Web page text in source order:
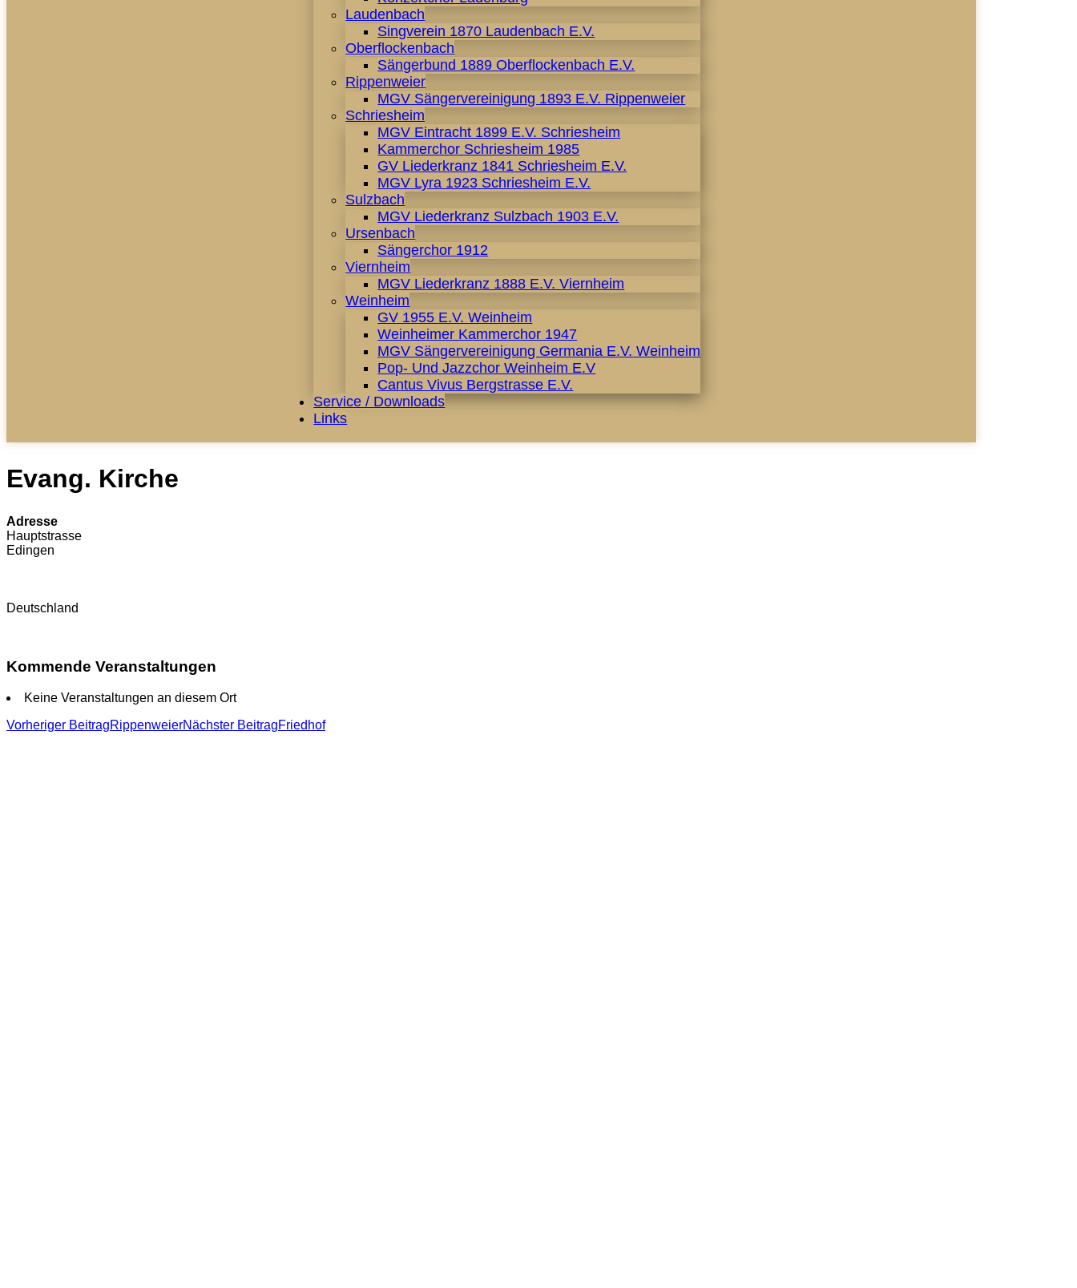
Laudenbach
Singverein 1870 Laudenbach E.V.
Oberflockenbach
Sängerbund 1889 Oberflockenbach E.V.
Rippenweier
MGV Sängervereinigung 1893 E.V. Rippenweier
Schriesheim
MGV Eintracht 1899 E.V. Schriesheim
Kammerchor Schriesheim 1985
GV Liederkranz 1841 Schriesheim E.V.
MGV Lyra 1923 Schriesheim E.V.
Sulzbach
MGV Liederkranz Sulzbach 1903 E.V.
Ursenbach
Sängerchor 1912
Viernheim
MGV Liederkranz 1888 E.V. Viernheim
Weinheim
GV 1955 E.V. Weinheim
Weinheimer Kammerchor 1947
MGV Sängervereinigung Germania E.V. Weinheim
Pop- Und Jazzchor Weinheim E.V
Cantus Vivus Bergstrasse E.V.
Service / Downloads
Links
Evang. Kirche
Adresse
Hauptstrasse
Edingen
Deutschland
Kommende Veranstaltungen
Keine Veranstaltungen an diesem Ort
Beitragsnavigation
Vorheriger BeitragRippenweierNächster BeitragFriedhof